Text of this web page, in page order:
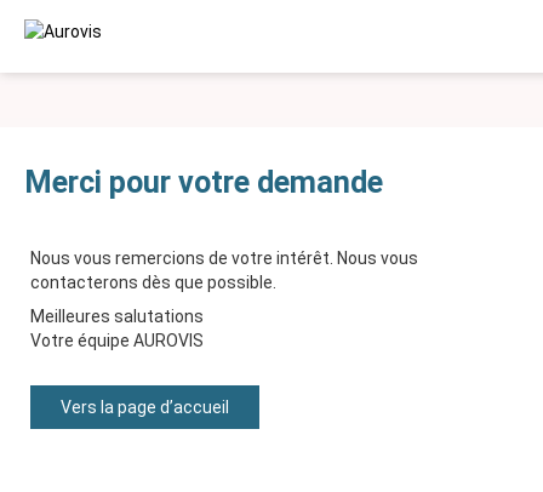
ROBOTICS
VISION SYSTEMS
INDUSTRIES
Merci pour votre demande
Nous vous remercions de votre intérêt. Nous vous
contacterons dès que possible.
Meilleures salutations
Votre équipe AUROVIS
Vers la page d’accueil